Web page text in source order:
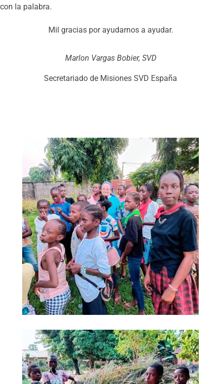
con la palabra.
Mil gracias por ayudarnos a ayudar.
Marlon Vargas Bobier, SVD
Secretariado de Misiones SVD España